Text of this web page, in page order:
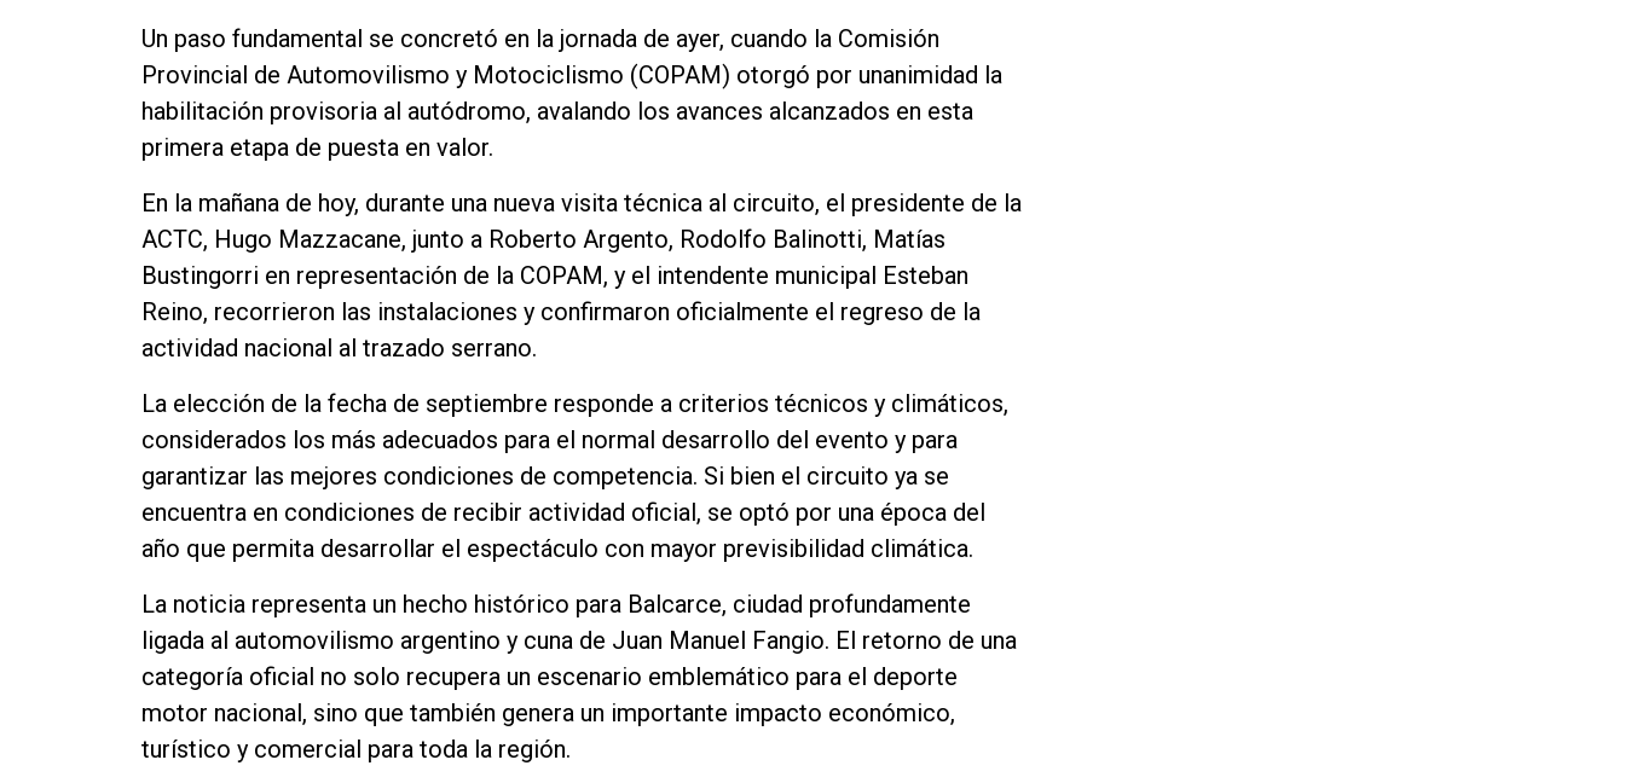
Un paso fundamental se concretó en la jornada de ayer, cuando la Comisión
Provincial de Automovilismo y Motociclismo (COPAM) otorgó por unanimidad la
habilitación provisoria al autódromo, avalando los avances alcanzados en esta
primera etapa de puesta en valor.
En la mañana de hoy, durante una nueva visita técnica al circuito, el presidente de la
ACTC, Hugo Mazzacane, junto a Roberto Argento, Rodolfo Balinotti, Matías
Bustingorri en representación de la COPAM, y el intendente municipal Esteban
Reino, recorrieron las instalaciones y confirmaron oficialmente el regreso de la
actividad nacional al trazado serrano.
La elección de la fecha de septiembre responde a criterios técnicos y climáticos,
considerados los más adecuados para el normal desarrollo del evento y para
garantizar las mejores condiciones de competencia. Si bien el circuito ya se
encuentra en condiciones de recibir actividad oficial, se optó por una época del
año que permita desarrollar el espectáculo con mayor previsibilidad climática.
La noticia representa un hecho histórico para Balcarce, ciudad profundamente
ligada al automovilismo argentino y cuna de Juan Manuel Fangio. El retorno de una
categoría oficial no solo recupera un escenario emblemático para el deporte
motor nacional, sino que también genera un importante impacto económico,
turístico y comercial para toda la región.